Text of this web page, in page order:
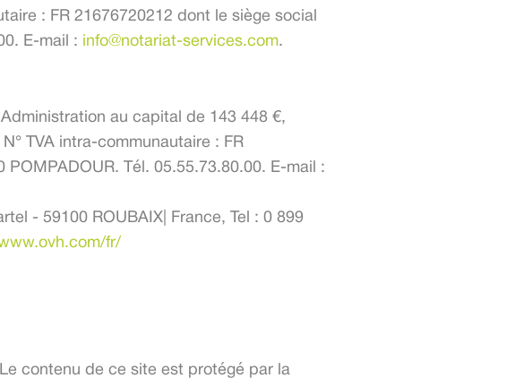
: FR 21676720212 dont le siège social
E-mail : info@notariat-services.com.
au capital de 143 448 €,
TVA intra-communautaire : FR
Tél. 05.55.73.80.00. E-mail :
- 59100 ROUBAIX| France, Tel : 0 899
fr/
contenu de ce site est protégé par la